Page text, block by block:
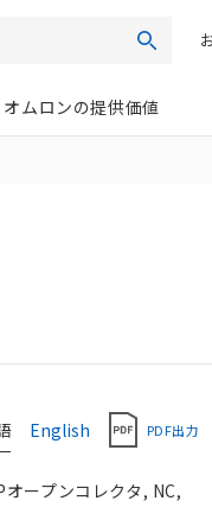
検索
オムロンの提供価値
English PDF出力
ープンコレクタ, NC,